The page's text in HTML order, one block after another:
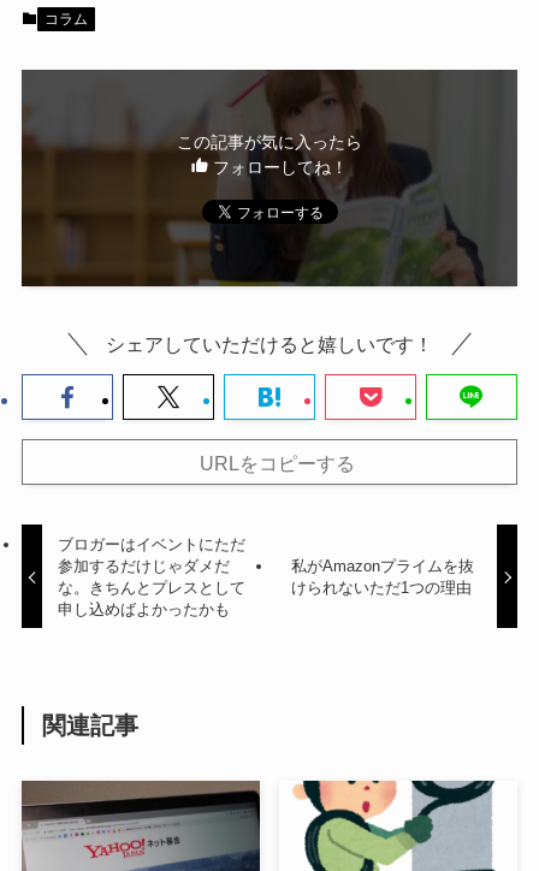
コラム
この記事が気に入ったら
フォローしてね！
シェアしていただけると嬉しいです！
URLをコピーする
ブロガーはイベントにただ
参加するだけじゃダメだ
な。きちんとプレスとして
申し込めばよかったかも
私がAmazonプライムを抜
けられないただ1つの理由
関連記事